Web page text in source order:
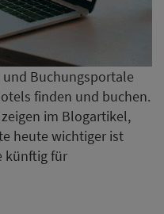
und Buchungsportale
finden und buchen.
im Blogartikel,
heute wichtiger ist
künftig für